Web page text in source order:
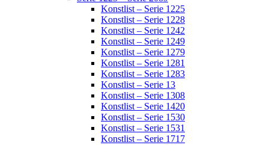
Konstlist – Serie 1225
Konstlist – Serie 1228
Konstlist – Serie 1242
Konstlist – Serie 1249
Konstlist – Serie 1279
Konstlist – Serie 1281
Konstlist – Serie 1283
Konstlist – Serie 13
Konstlist – Serie 1308
Konstlist – Serie 1420
Konstlist – Serie 1530
Konstlist – Serie 1531
Konstlist – Serie 1717